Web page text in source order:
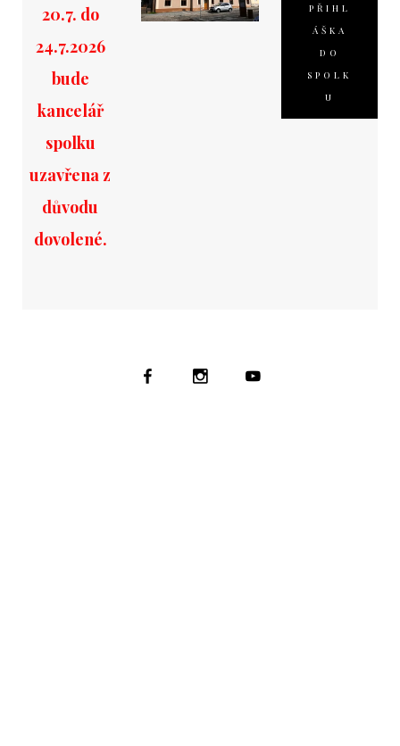
20.7. do
24.7.2026
bude
kancelář
spolku
uzavřena z
důvodu
dovolené.
PŘIHL
ÁŠKA
DO
SPOLK
U